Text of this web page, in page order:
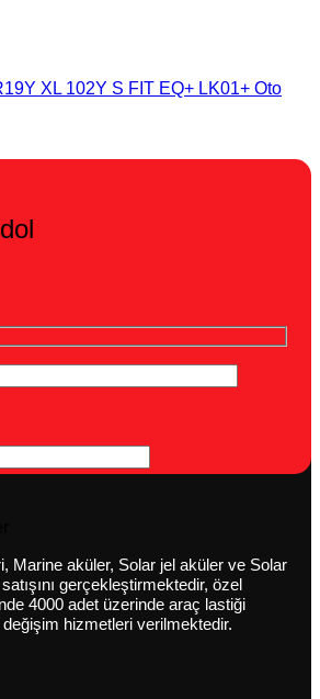
XL 102Y S FIT EQ+ LK01+ Oto
Marine aküler, Solar jel aküler ve Solar
gerçekleştirmektedir, özel
4000 adet üzerinde araç lastiği
hizmetleri verilmektedir.